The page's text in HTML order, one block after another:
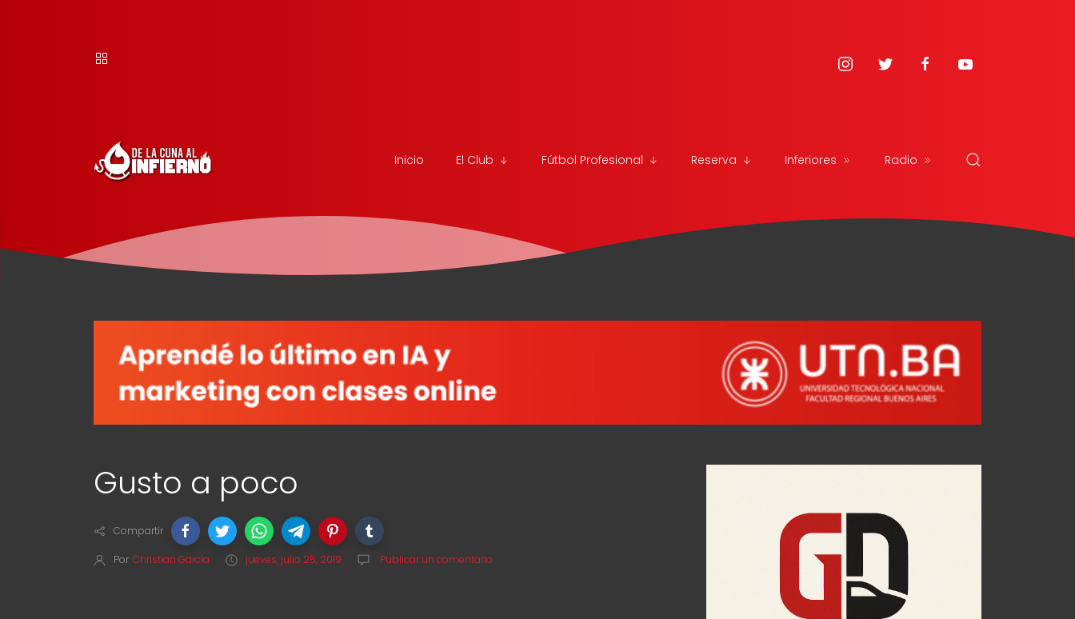
Inicio El Club Fútbol Profesional Reserva Inferiores Radio
Gusto a poco
Compartir
Por Christian García jueves, julio 25, 2019 Publicar un comentario